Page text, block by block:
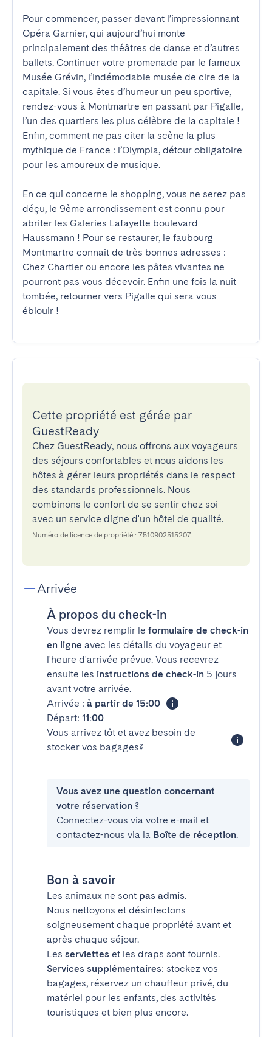
Pour commencer, passer devant l’impressionnant
Opéra Garnier, qui aujourd’hui monte
principalement des théâtres de danse et d’autres
ballets. Continuer votre promenade par le fameux
Musée Grévin, l’indémodable musée de cire de la
capitale. Si vous êtes d’humeur un peu sportive,
rendez-vous à Montmartre en passant par Pigalle,
l’un des quartiers les plus célèbre de la capitale !
Enfin, comment ne pas citer la scène la plus
mythique de France : l’Olympia, détour obligatoire
pour les amoureux de musique.
En ce qui concerne le shopping, vous ne serez pas
déçu, le 9ème arrondissement est connu pour
abriter les Galeries Lafayette boulevard
Haussmann ! Pour se restaurer, le faubourg
Montmartre connait de très bonnes adresses :
Chez Chartier ou encore les pâtes vivantes ne
pourront pas vous décevoir. Enfin une fois la nuit
tombée, retourner vers Pigalle qui sera vous
éblouir !
Cette propriété est gérée par
GuestReady
Chez GuestReady, nous offrons aux voyageurs
des séjours confortables et nous aidons les
hôtes à gérer leurs propriétés dans le respect
des standards professionnels. Nous
combinons le confort de se sentir chez soi
avec un service digne d'un hôtel de qualité.
Numéro de licence de propriété : 7510902515207
Arrivée
À propos du check-in
Vous devrez remplir le formulaire de check-in
en ligne avec les détails du voyageur et
l'heure d'arrivée prévue. Vous recevrez
ensuite les instructions de check-in 5 jours
avant votre arrivée.
Arrivée : à partir de 15:00
Départ: 11:00
Vous arrivez tôt et avez besoin de
stocker vos bagages?
Vous avez une question concernant
votre réservation ?
Connectez-vous via votre e-mail et
contactez-nous via la Boîte de réception.
Bon à savoir
Les animaux ne sont pas admis.
Nous nettoyons et désinfectons
soigneusement chaque propriété avant et
après chaque séjour.
Les serviettes et les draps sont fournis.
Services supplémentaires: stockez vos
bagages, réservez un chauffeur privé, du
matériel pour les enfants, des activités
touristiques et bien plus encore.